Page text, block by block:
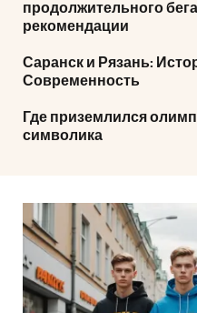
продолжительного
рекомендации
Саранск и Рязань:
Современность
Где приземлился
символика